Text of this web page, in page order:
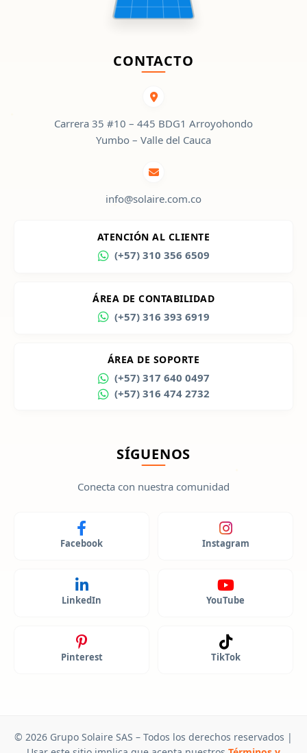
CONTACTO
Carrera 35 #10 – 445 BDG1 Arroyohondo
Yumbo – Valle del Cauca
info@solaire.com.co
ATENCIÓN AL CLIENTE
(+57) 310 356 6509
ÁREA DE CONTABILIDAD
(+57) 316 393 6919
ÁREA DE SOPORTE
(+57) 317 640 0497
(+57) 316 474 2732
SÍGUENOS
Conecta con nuestra comunidad
Facebook Instagram
LinkedIn YouTube
Pinterest TikTok
© 2026 Grupo Solaire SAS – Todos los derechos reservados |